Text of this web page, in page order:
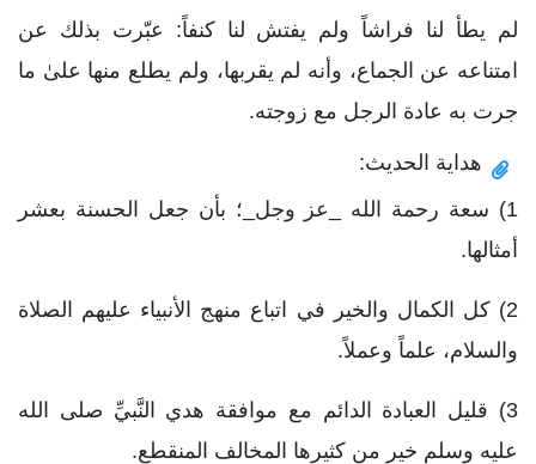
لم يطأ لنا فراشاً ولم يفتش لنا كنفاً: عبّرت بذلك عن
امتناعه عن الجماع، وأنه لم يقربها، ولم يطلع منها علىٰ ما
جرت به عادة الرجل مع زوجته.
هداية الحديث:
1) سعة رحمة الله _عز وجل_؛ بأن جعل الحسنة بعشر
أمثالها.
2) كل الكمال والخير في اتباع منهج الأنبياء عليهم الصلاة
والسلام، علماً وعملاً.
3) قليل العبادة الدائم مع موافقة هدي النَّبيِّ صلى الله
عليه وسلم خير من كثيرها المخالف المنقطع.